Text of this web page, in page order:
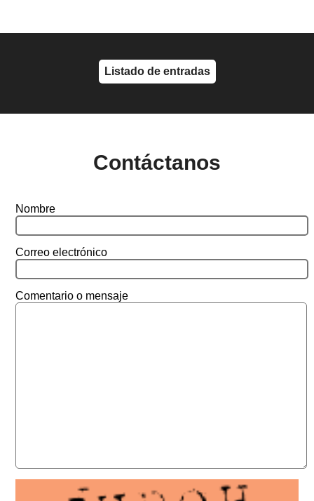
Listado de entradas
Contáctanos
Nombre
Correo electrónico
Comentario o mensaje